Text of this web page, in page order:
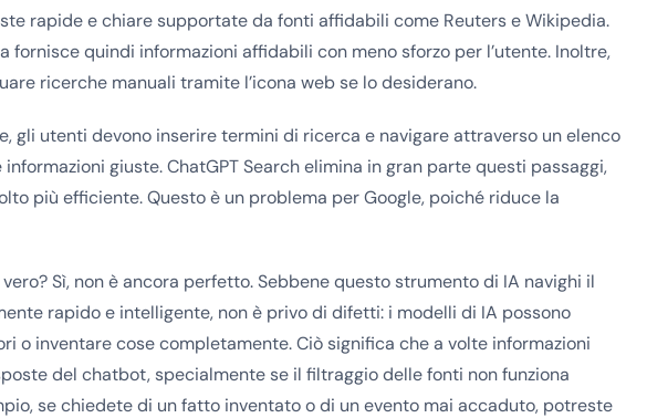
rapide e chiare supportate da fonti affidabili come Reuters e Wikipedia.
fornisce quindi informazioni affidabili con meno sforzo per l’utente. Inoltre,
ricerche manuali tramite l’icona web se lo desiderano.
gli utenti devono inserire termini di ricerca e navigare attraverso un elenco
giuste. ChatGPT Search elimina in gran parte questi passaggi,
più efficiente. Questo è un problema per Google, poiché riduce la
Sì, non è ancora perfetto. Sebbene questo strumento di IA navighi il
rapido e intelligente, non è privo di difetti: i modelli di IA possono
o inventare cose completamente. Ciò significa che a volte informazioni
del chatbot, specialmente se il filtraggio delle fonti non funziona
se chiedete di un fatto inventato o di un evento mai accaduto, potreste